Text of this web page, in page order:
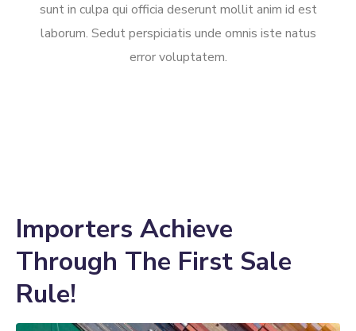
sunt in culpa qui officia deserunt mollit anim id est
laborum. Sedut perspiciatis unde omnis iste natus
error voluptatem.
Importers Achieve
Through The First Sale
Rule!